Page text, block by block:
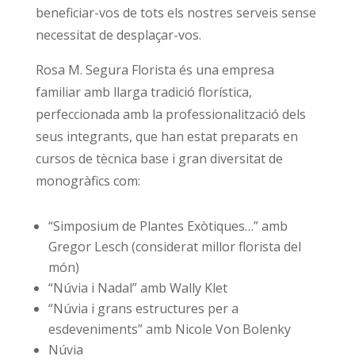
beneficiar-vos de tots els nostres serveis sense
necessitat de desplaçar-vos.
Rosa M. Segura Florista és una empresa
familiar amb llarga tradició florística,
perfeccionada amb la professionalització dels
seus integrants, que han estat preparats en
cursos de tècnica base i gran diversitat de
monogràfics com:
“Simposium de Plantes Exòtiques…” amb
Gregor Lesch (considerat millor florista del
món)
“Núvia i Nadal” amb Wally Klet
“Núvia i grans estructures per a
esdeveniments” amb Nicole Von Bolenky
Núvia